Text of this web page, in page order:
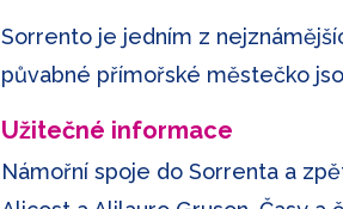
Sorrento je jedním z
půvabné přímořské městečko
Užitečné informace
Námořní spoje do Sorrenta a